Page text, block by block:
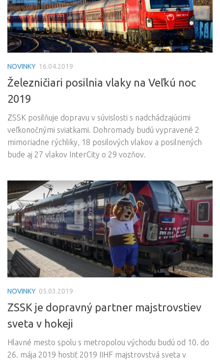
NOVINKY 16.04.2019
Železničiari posilnia vlaky na Veľkú noc
2019
ZSSK posilňuje dopravu v súvislosti s nadchádzajúcimi
veľkonočnými sviatkami. Dohromady budú vypravené 2
mimoriadne rýchliky, 18 posilových vlakov a posilnených
bude aj 27 vlakov InterCity o 29 vozňov.
NOVINKY 05.03.2019
ZSSK je dopravný partner majstrovstiev
sveta v hokeji
Hlavné mesto spolu s metropolou východu budú od 10. do
26. mája 2019 hostiť 2019 IIHF majstrovstvá sveta v